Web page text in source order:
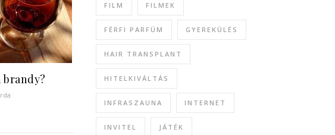
brandy?
FILM FILMEK
FÉRFI PARFÜM GYEREKÜLÉS
HAIR TRANSPLANT
HITELKIVÁLTÁS
INFRASZAUNA INTERNET
INVITEL JÁTÉK